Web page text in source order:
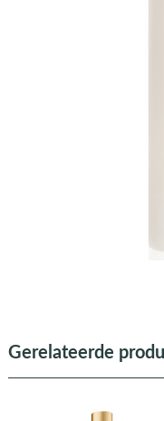
Gerelateerde